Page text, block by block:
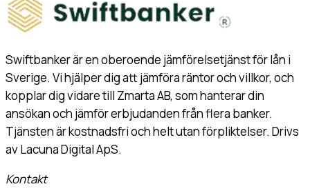
Swiftbanker är en oberoende jämförelsetjänst för lån i
Sverige. Vi hjälper dig att jämföra räntor och villkor, och
kopplar dig vidare till Zmarta AB, som hanterar din
ansökan och jämför erbjudanden från flera banker.
Tjänsten är kostnadsfri och helt utan förpliktelser. Drivs
av Lacuna Digital ApS.
Kontakt